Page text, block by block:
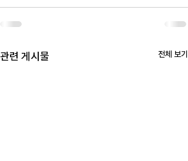
관련 게시물 전체 보기